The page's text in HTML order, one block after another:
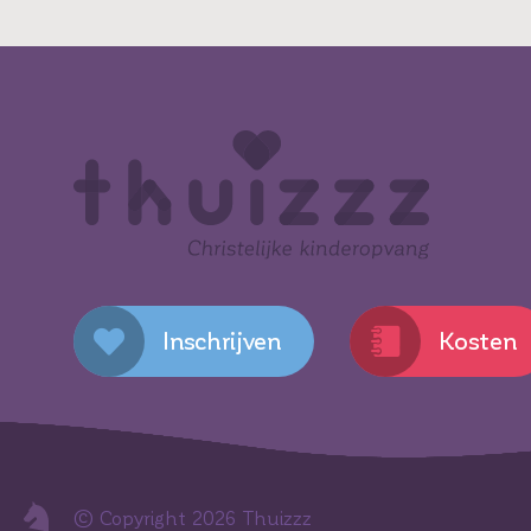
Inschrijven Kosten
© Copyright 2026 Thuizzz